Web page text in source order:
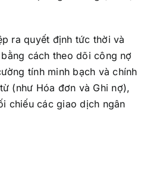
ra quyết định tức thời và
cách theo dõi công nợ
tính minh bạch và chính
(như Hóa đơn và Ghi nợ),
chiếu các giao dịch ngân